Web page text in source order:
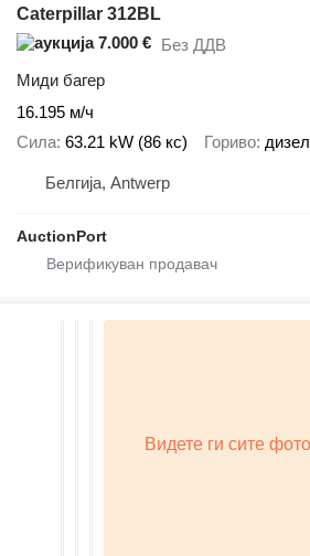
Caterpillar 312BL
7.000 € Без ДДВ
Миди багер
16.195 м/ч
Сила 63.21 kW (86 кс) Гориво дизел
Белгија, Antwerp
AuctionPort